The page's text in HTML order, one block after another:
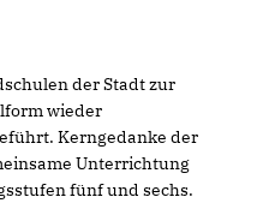
der Stadt zur
wieder
Kerngedanke der
Unterrichtung
fünf und sechs.